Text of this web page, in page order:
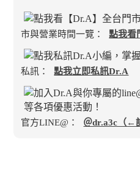
市與營業時間一覽：
點我看
私訊： 點我立即私訊Dr.A
官方LINE@： ＠dr.a3c（←